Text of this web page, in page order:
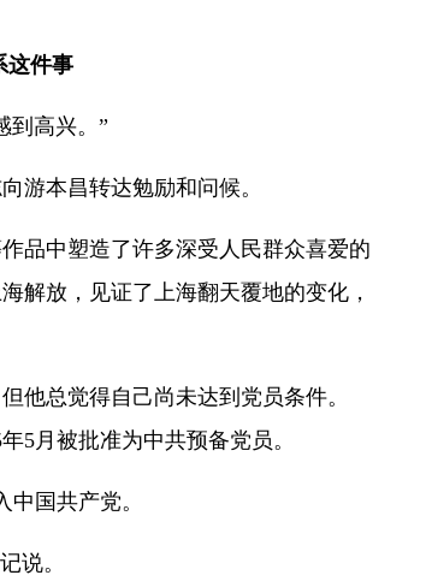
这件事
高兴。”
本昌转达勉励和问候。
中塑造了许多深受人民群众喜爱的
解放，见证了上海翻天覆地的变化，
总觉得自己尚未达到党员条件。
5月被批准为中共预备党员。
国共产党。
说。